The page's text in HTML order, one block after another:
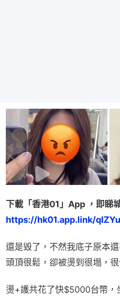
下載「香港01」App ，即睇
https://hk01.app.link/
還是毀了，不然我底子原本
頭頂很鬆，卻被燙到很塌，
燙+護共花了快$5000台幣，